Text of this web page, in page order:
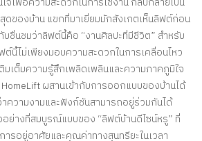
ดของบ้าน แขกที่มาเยี่ยมมักสังเกตเห็นลิฟต์ก่อน
ชื่นชมว่าลิฟต์นี้คือ “งานศิลปะที่มีชีวิต” สำหรับ
นี้ไม่เพียงมอบความสะดวกในการเคลื่อนไหว
มเต็มความรู้สึกเพลิดเพลินและความภาคภูมิใจ
ผสานเข้ากับการออกแบบของบ้านได้
ความงามและฟังก์ชันสามารถอยู่ร่วมกันได้
ย่างที่สมบูรณ์แบบของ “ลิฟต์บ้านดีไซน์หรู” ที่
รอยู่อาศัยและคุณค่าทางสุนทรียะในเวลา